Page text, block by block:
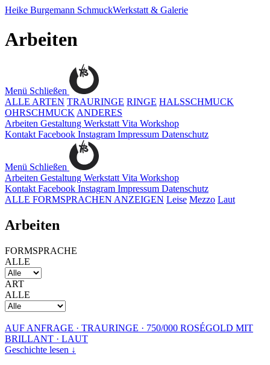
Heike Burgemann SchmuckWerkstatt & Galerie
Arbeiten
Menü Schließen
ALLE ARTEN TRAURINGE RINGE HALSSCHMUCK
OHRSCHMUCK ANDERES
Arbeiten Gestaltung Werkstatt Vita Workshop
Kontakt Facebook Instagram Impressum Datenschutz
Menü Schließen
Arbeiten Gestaltung Werkstatt Vita Workshop
Kontakt Facebook Instagram Impressum Datenschutz
ALLE FORMSPRACHEN ANZEIGEN Leise Mezzo Laut
Arbeiten
FORMSPRACHE
ALLE
ART
ALLE
AUF ANFRAGE · TRAURINGE · 750/000 ROSÉGOLD MIT
BRILLANT · LAUT
Geschichte lesen ↓